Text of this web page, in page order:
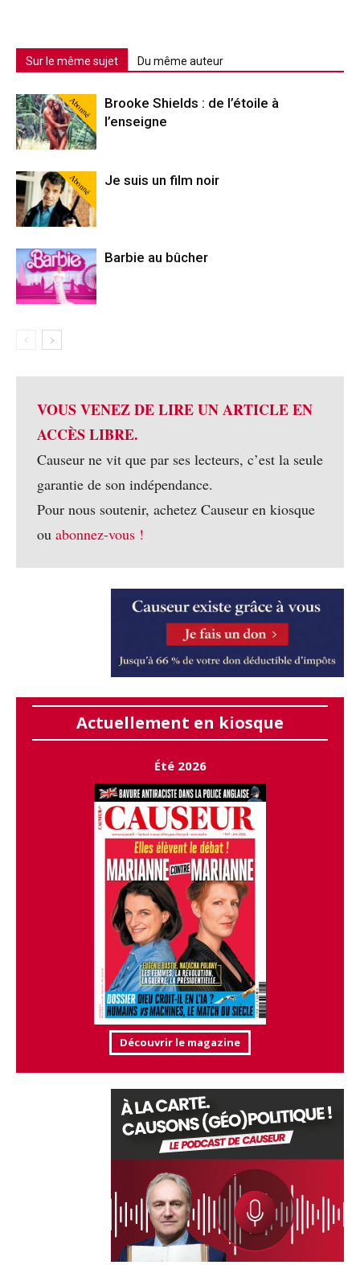
Sur le même sujet Du même auteur
Abonné
Brooke Shields : de l’étoile à
l’enseigne
Abonné Je suis un film noir
Barbie au bûcher
VOUS VENEZ DE LIRE UN ARTICLE EN
ACCÈS LIBRE.
Causeur ne vit que par ses lecteurs, c’est la seule
garantie de son indépendance.
Pour nous soutenir, achetez Causeur en kiosque
ou abonnez-vous !
Actuellement en kiosque
Été 2026
Découvrir le magazine